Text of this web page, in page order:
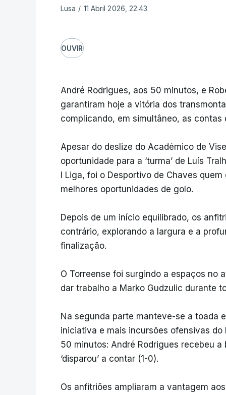
Lusa / 11 Abril 2026, 22:43
OUVIR
André Rodrigues, aos 50 minutos, e
garantiram hoje a vitória dos
complicando, em simultâneo, as
Apesar do deslize do Académico de
oportunidade para a ‘turma’ de Luís
I Liga, foi o Desportivo de Chaves
melhores oportunidades de golo.
Depois de um início equilibrado, os
contrário, explorando a largura e a
finalização.
O Torreense foi surgindo a espaços no
dar trabalho a Marko Gudzulic durante
Na segunda parte manteve-se a toada
iniciativa e mais incursões ofensivas
50 minutos: André Rodrigues recebeu
‘disparou’ a contar (1-0).
Os anfitriões ampliaram a vantagem